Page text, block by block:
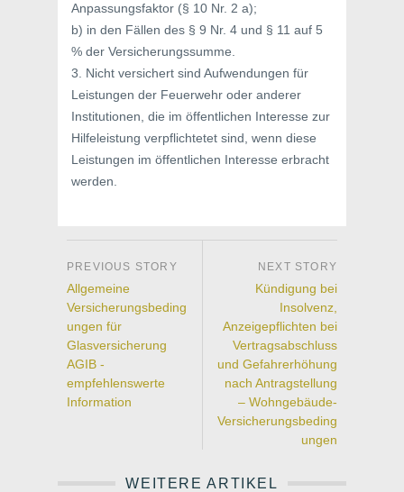
Anpassungsfaktor (§ 10 Nr. 2 a);
b) in den Fällen des § 9 Nr. 4 und § 11 auf 5
% der Versicherungssumme.
3. Nicht versichert sind Aufwendungen für
Leistungen der Feuerwehr oder anderer
Institutionen, die im öffentlichen Interesse zur
Hilfeleistung verpflichtetet sind, wenn diese
Leistungen im öffentlichen Interesse erbracht
werden.
Allgemeine
Versicherungsbeding
ungen für
Glasversicherung
AGIB -
empfehlenswerte
Information
Kündigung bei
Insolvenz,
Anzeigepflichten bei
Vertragsabschluss
und Gefahrerhöhung
nach Antragstellung
– Wohngebäude-
Versicherungsbeding
ungen
WEITERE ARTIKEL